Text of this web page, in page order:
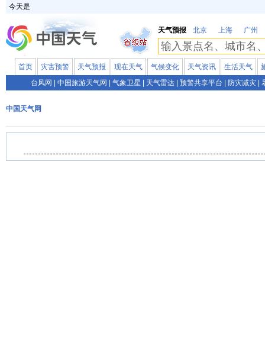
今天是
天气预报 北京 上海 广州
首页 灾害预警 天气预报 现在天气 气候变化 天气资讯 生活天气
台风网
中国旅游天气网 气象卫星 天气雷达 预警共享平台 防灾减灾
中国天气网